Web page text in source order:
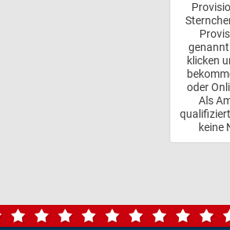
klicken
oder
Als
keine